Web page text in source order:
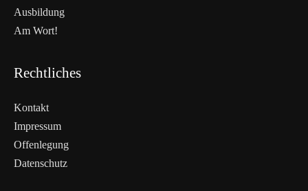
WEITERLESEN
Nicht verpassen
Ausbildung
Am Wort!
Rechtliches
Kontakt
Impressum
Offenlegung
Datenschutz